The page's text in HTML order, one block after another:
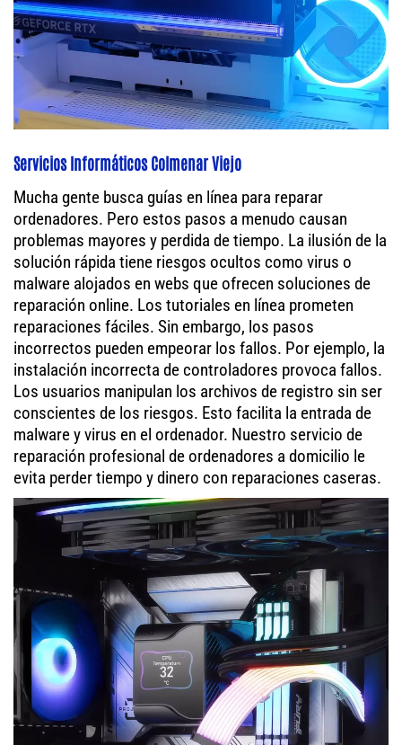
Servicios Informáticos Colmenar Viejo
Mucha gente busca guías en línea para reparar
ordenadores. Pero estos pasos a menudo causan
problemas mayores y perdida de tiempo. La ilusión de la
solución rápida tiene riesgos ocultos como virus o
malware alojados en webs que ofrecen soluciones de
reparación online. Los tutoriales en línea prometen
reparaciones fáciles. Sin embargo, los pasos
incorrectos pueden empeorar los fallos. Por ejemplo, la
instalación incorrecta de controladores provoca fallos.
Los usuarios manipulan los archivos de registro sin ser
conscientes de los riesgos. Esto facilita la entrada de
malware y virus en el ordenador. Nuestro servicio de
reparación profesional de ordenadores a domicilio le
evita perder tiempo y dinero con reparaciones caseras.